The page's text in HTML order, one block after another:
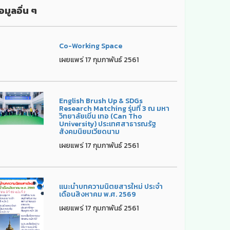
มูลอื่น ๆ
Co-Working Space
เผยแพร่ 17 กุมภาพันธ์ 2561
English Brush Up & SDGs
Research Matching รุ่นที่ 3 ณ มหา
วิทยาลัยเขิ่น เทอ (Can Tho
University) ประเทศสาธารณรัฐ
สังคมนิยมเวียดนาม
เผยแพร่ 17 กุมภาพันธ์ 2561
แนะนำบทความนิตยสารใหม่ ประจำ
เดือนสิงหาคม พ.ศ. 2569
เผยแพร่ 17 กุมภาพันธ์ 2561